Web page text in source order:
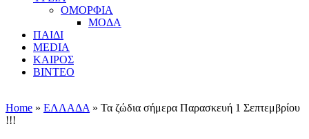
ΟΜΟΡΦΙΑ
ΜΟΔΑ
ΠΑΙΔΙ
MEDIA
ΚΑΙΡΟΣ
ΒΙΝΤΕΟ
Home » ΕΛΛΑΔΑ » Τα ζώδια σήμερα Παρασκευή 1 Σεπτεμβρίου
!!!